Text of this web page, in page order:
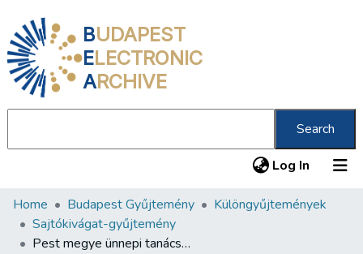
BUDAPEST
ELECTRONIC
ARCHIVE
Search
Log In (current)
Communities & Collections
All of DSpace
Home Budapest Gyűjtemény
Különgyűjtemények
Sajtókivágat-gyűjtemény
Pest megye ünnepi tanácsülésen köszönti a százéves fővárost